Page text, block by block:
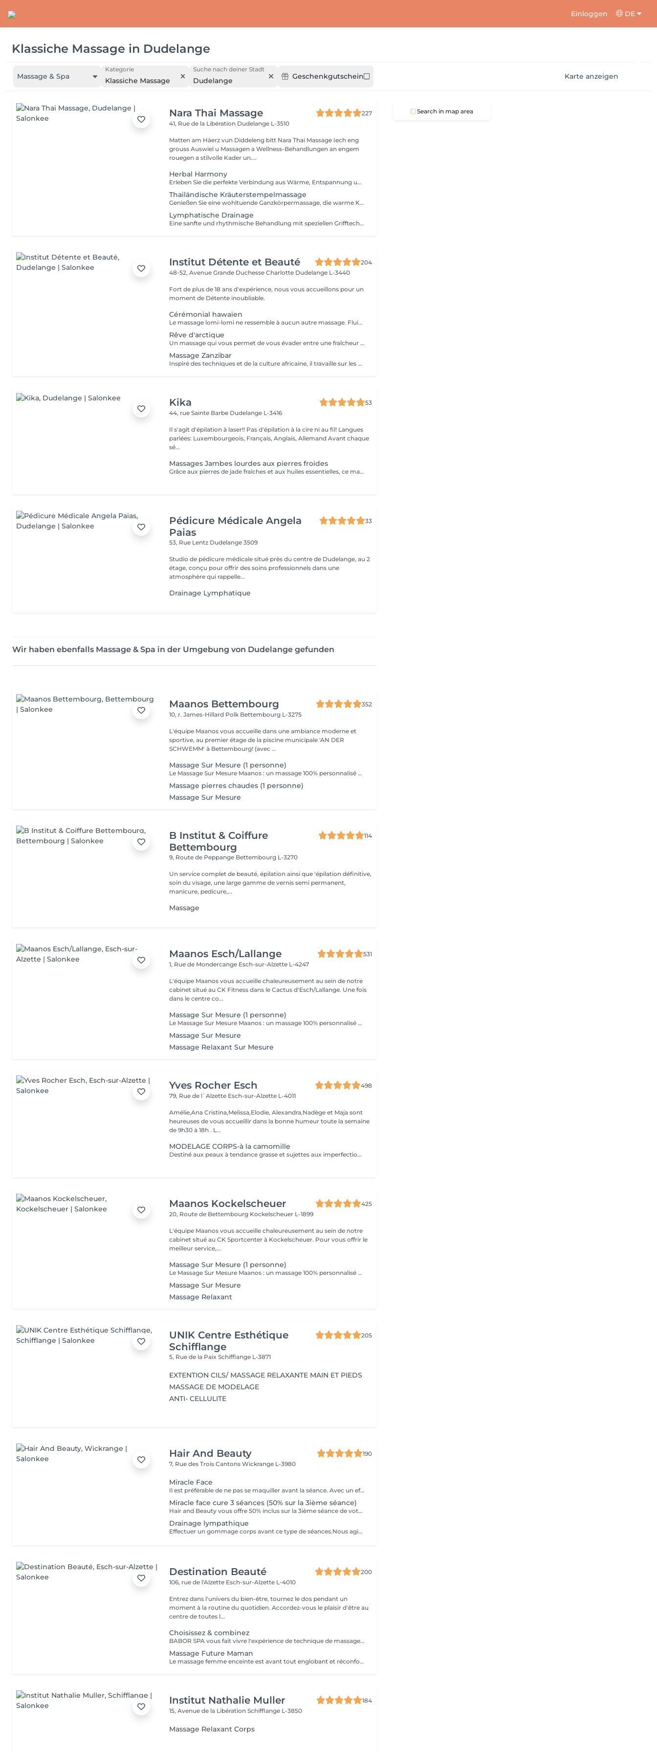
Einloggen DE
Klassiche Massage in Dudelange
Massage & Spa
Kategorie
Klassiche Massage
Suche nach deiner Stadt
Dudelange Geschenkgutschein Karte anzeigen
Nara Thai Massage
227
41, Rue de la Libération Dudelange L-3510
Matten am Häerz vun Diddeleng bitt Nara Thai Massage Iech eng
grouss Auswiel u Massagen a Wellness-Behandlungen an engem
rouegen a stilvolle Kader un....
Herbal Harmony
Erleben Sie die perfekte Verbindung aus Wärme, Entspannung und traditioneller Thai-Wellness. Diese luxuriöse Behandlung beginnt mit einer thailändischen Kräuterstempelmassage, bei der gedämpfte Kräuterkompressen Muskelverspannungen lösen und tiefe Entspannung fördern. Anschließend rundet eine revitalisierende thailändische Fußreflexzonenmassage das Verwöhnprogramm ab. Enthalten sind: Thailändische Kräuterstempelmassage 90 Min. Thailändische Fußreflexzonenmassage 30 Min. Gesamtdauer: 120 Minuten Eine wohltuende Wellness-Reise, die Körper und Geist in Einklang bringt und für nachhaltige Entspannung sorgt.
Thailändische Kräuterstempelmassage
Genießen Sie eine wohltuende Ganzkörpermassage, die warme Kräuterstempel mit traditionellen Techniken der Thai-Massage kombiniert. Die gedämpften Kräuterkompressen helfen, Muskelverspannungen zu lösen, die Durchblutung zu fördern und ein tiefes Gefühl von Entspannung und Wohlbefinden zu schaffen. Als besondere Aufmerksamkeit erhalten Sie nach der Behandlung zwei Kräuterstempel für zu Hause.
Lymphatische Drainage
Eine sanfte und rhythmische Behandlung mit speziellen Grifftechniken zur Unterstützung des natürlichen Lymphflusses. Die Anwendung kann helfen, Schweregefühle zu reduzieren, den Flüssigkeitstransport im Gewebe zu fördern und ein angenehmes Gefühl von Leichtigkeit zu vermitteln.
Institut Détente et Beauté
204
48-52, Avenue Grande Duchesse Charlotte Dudelange L-3440
Fort de plus de 18 ans d'expérience, nous vous accueillons pour un
moment de Détente inoubliable.
Cérémonial hawaïen
Le massage lomi-lomi ne ressemble à aucun autre massage. Fluide et profond, une véritable invitation au voyage paradisiaque
Rêve d'arctique
Un massage qui vous permet de vous évader entre une fraîcheur subtile et une chaleur réconfortante.
Massage Zanzibar
Inspiré des techniques et de la culture africaine, il travaille sur les muscles et les articulations, un massage unique
Kika
53
44, rue Sainte Barbe Dudelange L-3416
Il s'agit d'épilation à laser!! Pas d'épilation à la cire ni au fil! Langues
parlées: Luxembourgeois, Français, Anglais, Allemand Avant chaque
sé...
Massages Jambes lourdes aux pierres froides
Grâce aux pierres de jade fraîches et aux huiles essentielles, ce massage stimule la circulation, soulage les jambes lourdes et procure une agréable sensation de fraîcheur et de légèreté.
Pédicure Médicale Angela
Paias
33
53, Rue Lentz Dudelange 3509
Studio de pédicure médicale situé près du centre de Dudelange, au 2
étage, conçu pour offrir des soins professionnels dans une
atmosphère qui rappelle...
Drainage Lymphatique
Wir haben ebenfalls Massage & Spa in der Umgebung von Dudelange gefunden
Maanos Bettembourg
352
10, r. James-Hillard Polk Bettembourg L-3275
L'équipe Maanos vous accueille dans une ambiance moderne et
sportive, au premier étage de la piscine municipale 'AN DER
SCHWEMM' à Bettembourg! (avec ...
Massage Sur Mesure (1 personne)
Le Massage Sur Mesure Maanos : un massage 100% personnalisé en fonction de vos besoins et de vos envies !
Massage pierres chaudes (1 personne)
Massage Sur Mesure
B Institut & Coiffure
Bettembourg
114
9, Route de Peppange Bettembourg L-3270
Un service complet de beauté, épilation ainsi que 'épilation définitive,
soin du visage, une large gamme de vernis semi permanent,
manicure, pedicure,...
Massage
Maanos Esch/Lallange
531
1, Rue de Mondercange Esch-sur-Alzette L-4247
L'équipe Maanos vous accueille chaleureusement au sein de notre
cabinet situé au CK Fitness dans le Cactus d'Esch/Lallange. Une fois
dans le centre co...
Massage Sur Mesure (1 personne)
Le Massage Sur Mesure Maanos : un massage 100% personnalisé en fonction de vos besoins et de vos envies !
Massage Sur Mesure
Massage Relaxant Sur Mesure
Yves Rocher Esch
498
79, Rue de l`Alzette Esch-sur-Alzette L-4011
Amélie,Ana Cristina,Melissa,Elodie, Alexandra,Nadège et Maja sont
heureuses de vous accueillir dans la bonne humeur toute la semaine
de 9h30 à 18h . L...
MODELAGE CORPS-à la camomille
Destiné aux peaux à tendance grasse et sujettes aux imperfections, ce soin purifie votre dos. Les mains de notre experte nettoient minutieusement votre peau et procèdent à un gommage désincrustant. Votre dos est net et purifié en profondeur. Bénéfices : Votre dos est net et purifié en profondeur.
Maanos Kockelscheuer
425
20, Route de Bettembourg Kockelscheuer L-1899
L'équipe Maanos vous accueille chaleureusement au sein de notre
cabinet situé au CK Sportcenter à Kockelscheuer. Pour vous offrir le
meilleur service,...
Massage Sur Mesure (1 personne)
Le Massage Sur Mesure Maanos : un massage 100% personnalisé en fonction de vos besoins et de vos envies !
Massage Sur Mesure
Massage Relaxant
UNIK Centre Esthétique
Schifflange
205
5, Rue de la PaixSchifflange L-3871
EXTENTION CILS/ MASSAGE RELAXANTE MAIN ET PIEDS
MASSAGE DE MODELAGE
ANTI- CELLULITE
Hair And Beauty
190
7, Rue des Trois CantonsWickrange L-3980
Miracle Face
Il est préférable de ne pas se maquiller avant la séance. Avec un effet de lifting immédiat, ce massage facial draine, accentue les contours du visage et favorise la revitalisation naturelle de la peau. Il a pour fonction de drainer (poches,d'entretenir la jawline et d'entretenir un joli contour du visage. Avec des manoeuvres de drainage lymphatique et un massage très protocolaire cela permet d'obtenir un résultat aussi spécial que la version corporelle Renata Franca.
Miracle face cure 3 séances (50% sur la 3ième séance)
Hair and Beauty vous offre 50% inclus sur la 3ième séance de votre abonnement
Drainage lympathique
Effectuer un gommage corps avant ce type de séances.Nous agissons sur la rétention d'eau,la cellulite aqueuse,adipeuse et fibreuse.Nous activons l'élimination des toxines accélerant la circulation de la lymphe et du sang. ..
Destination Beauté
200
106, rue de l'Alzette Esch-sur-Alzette L-4010
Entrez dans l'univers du bien-être, tournez le dos pendant un
moment à la routine du quotidien. Accordez-vous le plaisir d'être au
centre de toutes l...
Choisissez & combinez
BABOR SPA vous fait vivre l'expérience de technique de massage grâce à des arômes délicats, des textures caressantes et des soins efficaces. Que voulez-vous ressentir ? Décidez vous même! SHAPING FOR BODY - Modèle mes sens. Définit une silhouette séduisante et affinée. ENERGIZING LIME MANDARIN - Eveille mes sens. Met tous les sens en éveil et apporte vivacité à la peau. RELAXING LAVENDER MINT - Relaxe mes sens. Caresse la peau et apporte une peau intérieure totale. BALANCING CASHMERE WOOD - Renforce mes sens. Apporte force intérieure et une peau plus résistante.
Massage Future Maman
Le massage femme enceinte est avant tout englobant et réconfortant. Ce massage utilise des techniques spécifiques permettant de soulager les tensions musculaires particulières pendant la grossesse.
Institut Nathalie Muller
184
15, Avenue de la LibérationSchifflange L-3850
Massage Relaxant Corps
Search in map area